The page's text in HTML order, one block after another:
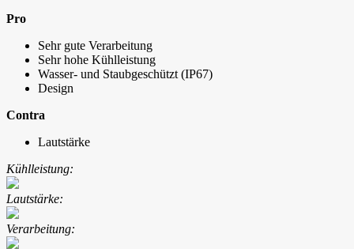
Pro
Sehr gute Verarbeitung
Sehr hohe Kühlleistung
Wasser- und Staubgeschützt (IP67)
Design
Contra
Lautstärke
Kühlleistung:
Lautstärke:
Verarbeitung: